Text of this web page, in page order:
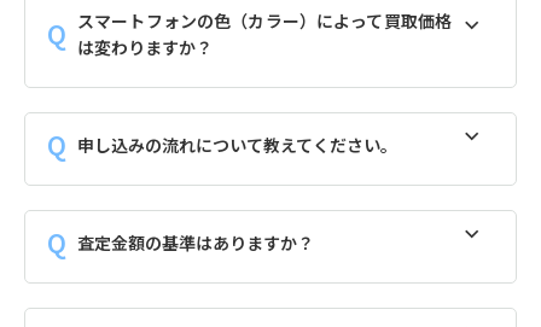
スマートフォンの色（カラー）によって買取価格
は変わりますか？
申し込みの流れについて教えてください。
査定金額の基準はありますか？